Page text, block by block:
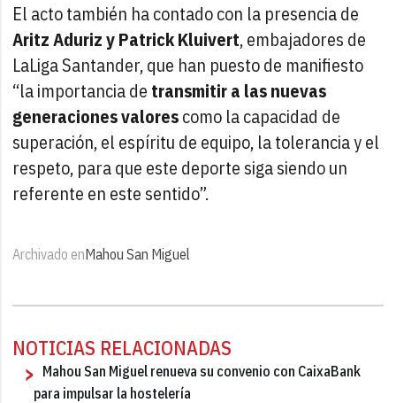
El acto también ha contado con la presencia de
Aritz Aduriz y Patrick Kluivert, embajadores de
LaLiga Santander, que han puesto de manifiesto
“la importancia de transmitir a las nuevas
generaciones valorescomo la capacidad de
superación, el espíritu de equipo, la tolerancia y el
respeto, para que este deporte siga siendo un
referente en este sentido”.
Archivado enMahou San Miguel
NOTICIAS RELACIONADAS
Mahou San Miguel renueva su convenio con CaixaBank
para impulsar la hostelería